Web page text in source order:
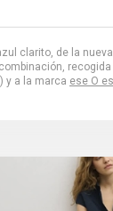
clarito, de la
recogida
y a la marca ese O